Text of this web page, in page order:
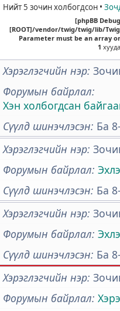
Нийт 5 зочин холбогдсон •
[phpBB
[ROOT]/vendor/twig/twig/lib/
Parameter must be an array
1
Хэрэглэгчийн нэр
Форумын байрлал
Хэн холбогдсан
Сүүлд шинэчлэсэн Ба
Хэрэглэгчийн нэр
Форумын байрлал
Сүүлд шинэчлэсэн Ба
Хэрэглэгчийн нэр
Форумын байрлал
Сүүлд шинэчлэсэн Ба
Хэрэглэгчийн нэр
Форумын байрлал